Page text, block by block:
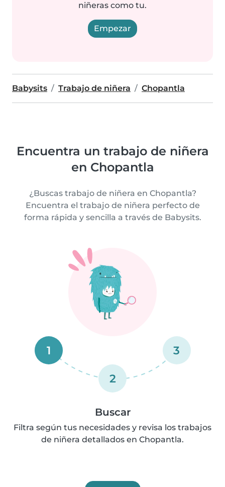
niñeras como tu.
Empezar
Babysits Trabajo de niñera Chopantla
Encuentra un trabajo de niñera
en Chopantla
¿Buscas trabajo de niñera en Chopantla?
Encuentra el trabajo de niñera perfecto de
forma rápida y sencilla a través de Babysits.
1
2
3
Buscar
Filtra según tus necesidades y revisa los trabajos
de niñera detallados en Chopantla.